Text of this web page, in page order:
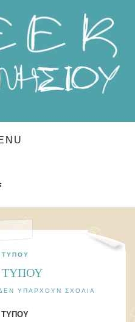
ΤΎΠΟΥ
ΤΥΠΟΥ
ΥΠΆΡΧΟΥΝ ΣΧΌΛΙΑ
ΤΥΠΟΥ